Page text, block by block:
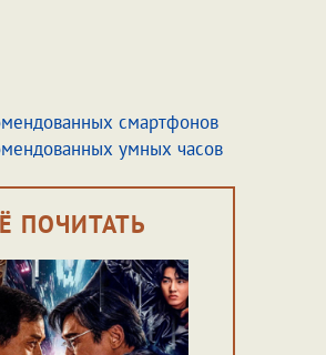
смартфонов
умных часов
ПОЧИТАТЬ